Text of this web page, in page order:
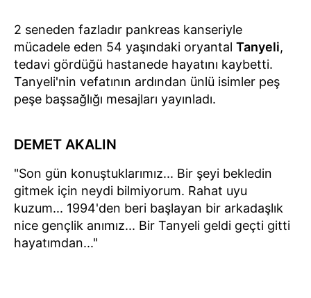
2 seneden fazladır pankreas kanseriyle
mücadele eden 54 yaşındaki oryantal Tanyeli,
tedavi gördüğü hastanede hayatını kaybetti.
Tanyeli'nin vefatının ardından ünlü isimler peş
peşe başsağlığı mesajları yayınladı.
DEMET AKALIN
"Son gün konuştuklarımız... Bir şeyi bekledin
gitmek için neydi bilmiyorum. Rahat uyu
kuzum... 1994'den beri başlayan bir arkadaşlık
nice gençlik anımız... Bir Tanyeli geldi geçti gitti
hayatımdan..."